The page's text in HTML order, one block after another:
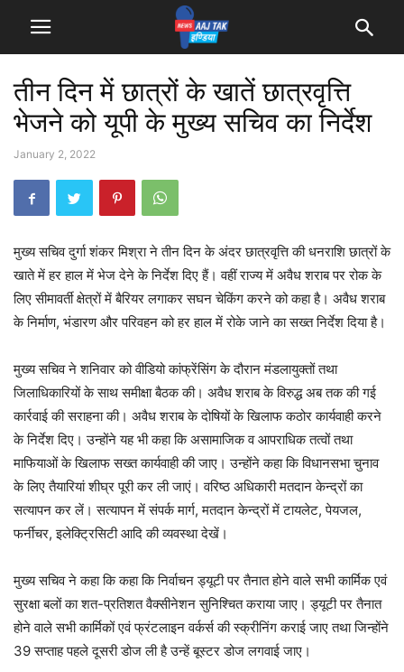
तीन दिन में छात्रों के खातें छात्रवृत्ति
भेजने को यूपी के मुख्य सचिव का निर्देश
January 2, 2022
मुख्य सचिव दुर्गा शंकर मिश्रा ने तीन दिन के अंदर छात्रवृत्ति की धनराशि छात्रों के
खाते में हर हाल में भेज देने के निर्देश दिए हैं। वहीं राज्य में अवैध शराब पर रोक के
लिए सीमावर्ती क्षेत्रों में बैरियर लगाकर सघन चेकिंग करने को कहा है। अवैध शराब
के निर्माण, भंडारण और परिवहन को हर हाल में रोके जाने का सख्त निर्देश दिया है।
मुख्य सचिव ने शनिवार को वीडियो कांफ्रेंसिंग के दौरान मंडलायुक्तों तथा
जिलाधिकारियों के साथ समीक्षा बैठक की। अवैध शराब के विरुद्ध अब तक की गई
कार्रवाई की सराहना की। अवैध शराब के दोषियों के खिलाफ कठोर कार्यवाही करने
के निर्देश दिए। उन्होंने यह भी कहा कि असामाजिक व आपराधिक तत्वों तथा
माफियाओं के खिलाफ सख्त कार्यवाही की जाए। उन्होंने कहा कि विधानसभा चुनाव
के लिए तैयारियां शीघ्र पूरी कर ली जाएं। वरिष्ठ अधिकारी मतदान केन्द्रों का
सत्यापन कर लें। सत्यापन में संपर्क मार्ग, मतदान केन्द्रों में टायलेट, पेयजल,
फर्नीचर, इलेक्ट्रिसिटी आदि की व्यवस्था देखें।
मुख्य सचिव ने कहा कि कहा कि निर्वाचन ड्यूटी पर तैनात होने वाले सभी कार्मिक एवं
सुरक्षा बलों का शत-प्रतिशत वैक्सीनेशन सुनिश्चित कराया जाए। ड्यूटी पर तैनात
होने वाले सभी कार्मिकों एवं फ्रंटलाइन वर्कर्स की स्क्रीनिंग कराई जाए तथा जिन्होंने
39 सप्ताह पहले दूसरी डोज ली है उन्हें बूस्टर डोज लगवाई जाए।